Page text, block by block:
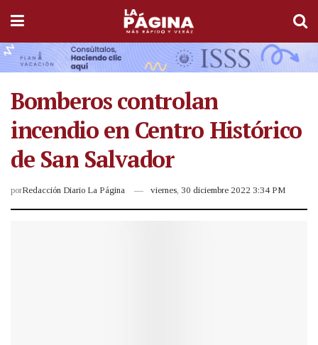
Bomberos controlan
incendio en Centro Histórico
de San Salvador
porRedacción Diario La Página viernes, 30 diciembre 2022 3:34 PM